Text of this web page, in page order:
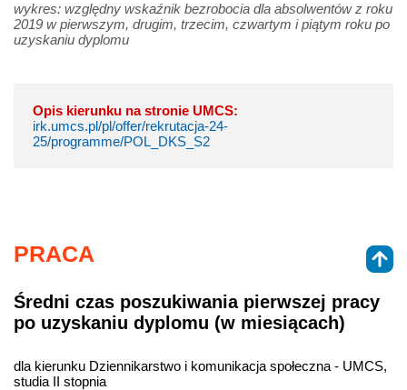
wykres: względny wskaźnik bezrobocia dla absolwentów z roku
2019 w pierwszym, drugim, trzecim, czwartym i piątym roku po
uzyskaniu dyplomu
Opis kierunku na stronie UMCS:
irk.umcs.pl/pl/offer/rekrutacja-24-
25/programme/POL_DKS_S2
PRACA
Średni czas poszukiwania pierwszej pracy
po uzyskaniu dyplomu (w miesiącach)
dla kierunku Dziennikarstwo i komunikacja społeczna - UMCS,
studia II stopnia